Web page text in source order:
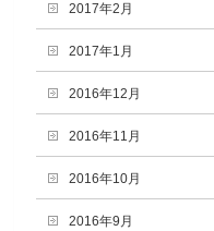
2017年2月
2017年1月
2016年12月
2016年11月
2016年10月
2016年9月